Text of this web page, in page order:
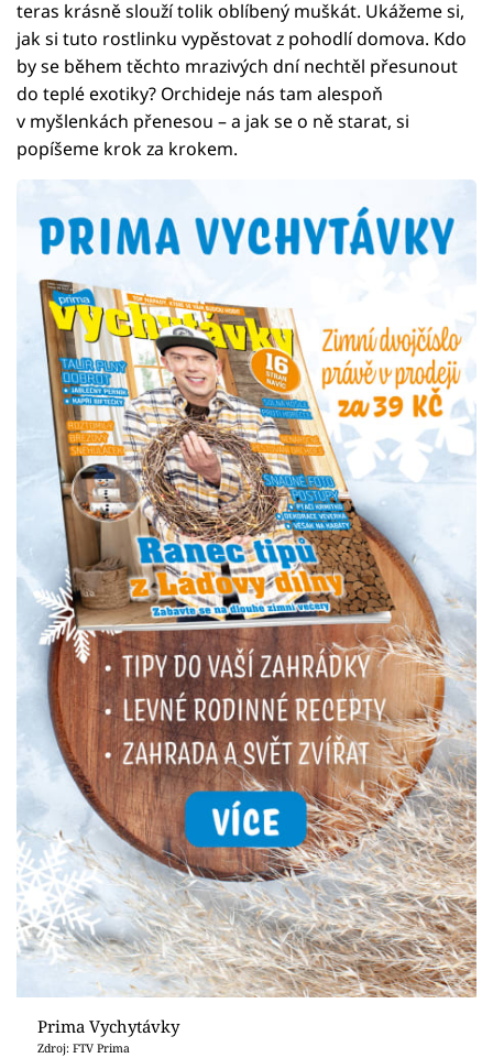
teras krásně slouží tolik oblíbený muškát. Ukážeme si,
jak si tuto rostlinku vypěstovat z pohodlí domova. Kdo
by se během těchto mrazivých dní nechtěl přesunout
do teplé exotiky? Orchideje nás tam alespoň
v myšlenkách přenesou – a jak se o ně starat, si
popíšeme krok za krokem.
Prima Vychytávky
Zdroj: FTV Prima